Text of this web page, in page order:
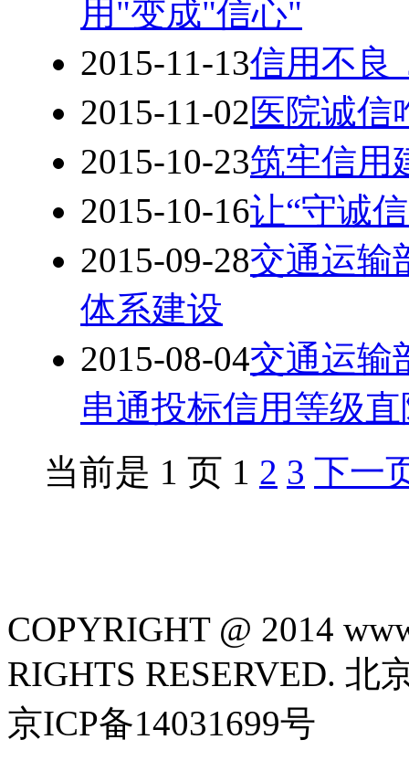
用"变成"信心"
2015-11-13信用不良
2015-11-02医院诚信
2015-10-23筑牢信用
2015-10-16让“守诚
2015-09-28交通运输
体系建设
2015-08-04交通运输
串通投标信用等级
当前是 1 页 1 2 3 下一
COPYRIGHT @ 2014
RIGHTS RESERVED.
京ICP备14031699号